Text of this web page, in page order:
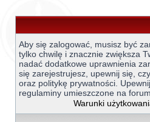
Aby się zalogować, musisz być
tylko chwilę i znacznie zwiększa
nadać dodatkowe uprawnienia
się zarejestrujesz, upewnij się,
oraz politykę prywatności.
regulaminy umieszczone na forum.
Warunki